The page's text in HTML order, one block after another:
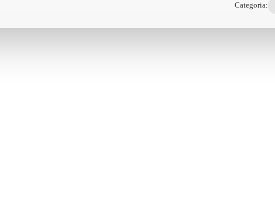
Categoria: